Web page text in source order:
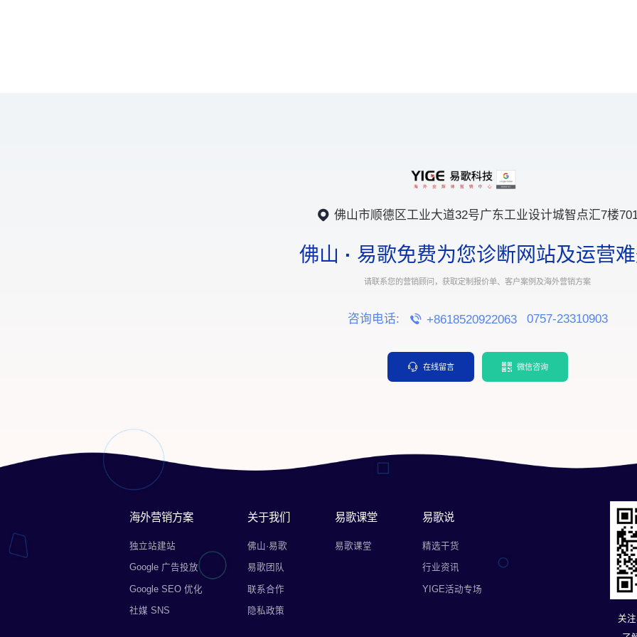
佛山市顺德区工业大道32号广东工业设计城智点汇7楼
佛山 · 易歌免费为您诊断网站及运营
请联系您的营销顾问，获取定制报价单、客户案例及海外营销方案
咨询电话: +8618520922063 0757-23310903
在线留言 微信咨询
海外营销方案
独立站建站
Google 广告投放
Google SEO 优化
社媒 SNS
关于我们
佛山·易歌
易歌团队
联系合作
隐私政策
易歌课堂
易歌课堂
易歌说
精选干货
行业资讯
YIGE活动专场
关